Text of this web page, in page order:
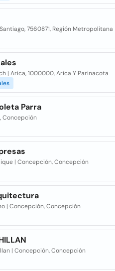
7560871, Región Metropolitana
| Arica, 1000000, Arica Y Parinacota
Parra
Concepción
| Concepción, Concepción
| Concepción, Concepción
| Concepción, Concepción